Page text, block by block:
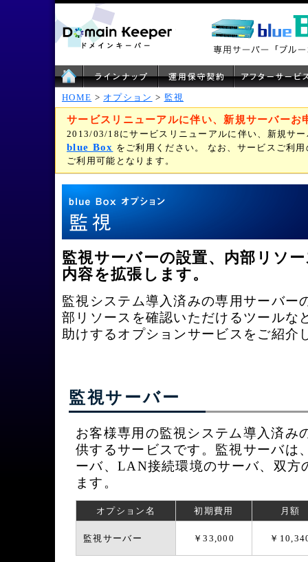
HOME > オプション > 監視
サービスリニューアルに伴い、新規サーバー
2013/03/18にサービスリニューアルに伴い、新規サ
blue Box をご利用ください。 なお、サービスご利
ご利用可能となります。
監視サーバーの設置、内部リソ
内容を拡張します。
監視システム導入済みの専用サーバー
部リソースを確認いただけるツールな
助けするオプションサービスをご紹介
監視サーバー
お客様専用の監視システム導入済み
供するサービスです。監視サーバは
ーバ、LAN接続環境のサーバ、双方
ます。
オプション名 初期費用 月額
監視サーバー ￥33,000 ￥